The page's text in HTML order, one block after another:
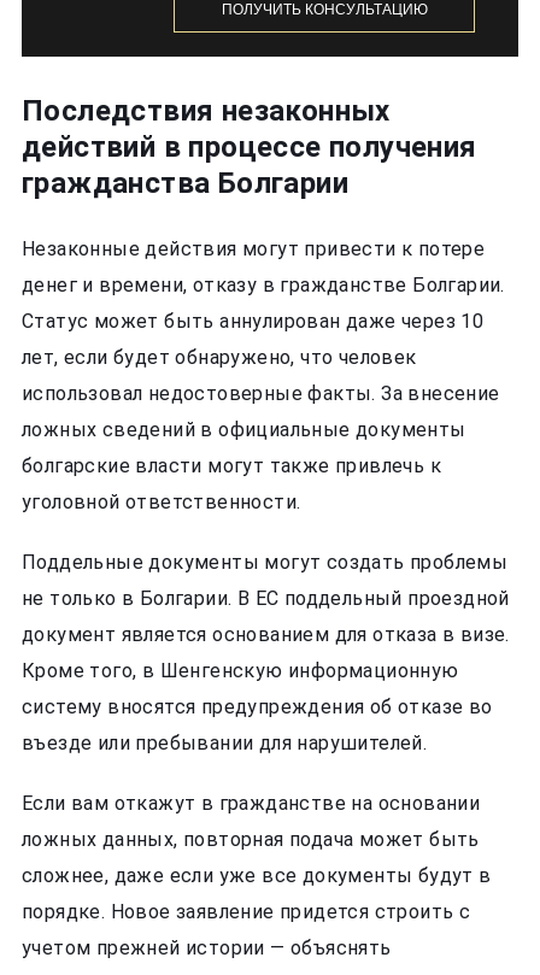
ПОЛУЧИТЬ КОНСУЛЬТАЦИЮ
Последствия незаконных
действий в процессе получения
гражданства Болгарии
Незаконные действия могут привести к потере
денег и времени, отказу в гражданстве Болгарии.
Статус может быть аннулирован даже через 10
лет, если будет обнаружено, что человек
использовал недостоверные факты. За внесение
ложных сведений в официальные документы
болгарские власти могут также привлечь к
уголовной ответственности.
Поддельные документы могут создать проблемы
не только в Болгарии. В ЕС поддельный проездной
документ является основанием для отказа в визе.
Кроме того, в Шенгенскую информационную
систему вносятся предупреждения об отказе во
въезде или пребывании для нарушителей.
Если вам откажут в гражданстве на основании
ложных данных, повторная подача может быть
сложнее, даже если уже все документы будут в
порядке. Новое заявление придется строить с
учетом прежней истории — объяснять